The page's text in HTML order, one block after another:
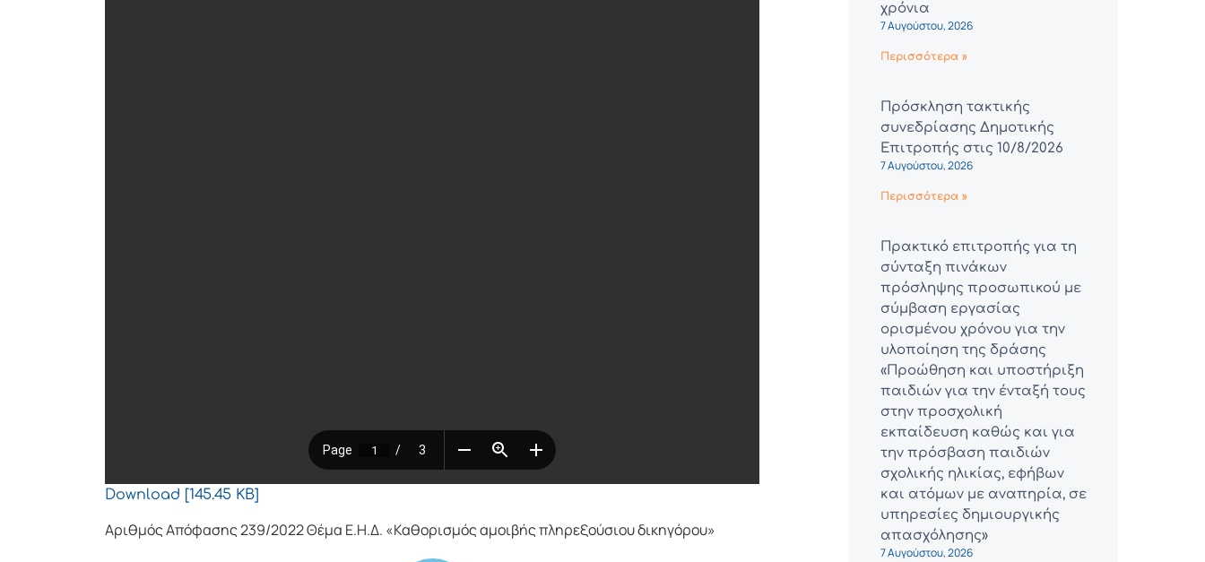
Download [145.45 KB]
Αριθμός Απόφασης 239/2022 Θέμα Ε.Η.Δ. «Καθορισμός αμοιβής πληρεξούσιου δικηγόρου»
χρόνια
7 Αυγούστου, 2026
Περισσότερα »
Πρόσκληση τακτικής
συνεδρίασης Δημοτικής
Επιτροπής στις 10/8/2026
7 Αυγούστου, 2026
Περισσότερα »
Πρακτικό επιτροπής για τη
σύνταξη πινάκων
πρόσληψης προσωπικού με
σύμβαση εργασίας
ορισμένου χρόνου για την
υλοποίηση της δράσης
«Προώθηση και υποστήριξη
παιδιών για την ένταξή τους
στην προσχολική
εκπαίδευση καθώς και για
την πρόσβαση παιδιών
σχολικής ηλικίας, εφήβων
και ατόμων με αναπηρία, σε
υπηρεσίες δημιουργικής
απασχόλησης»
7 Αυγούστου, 2026